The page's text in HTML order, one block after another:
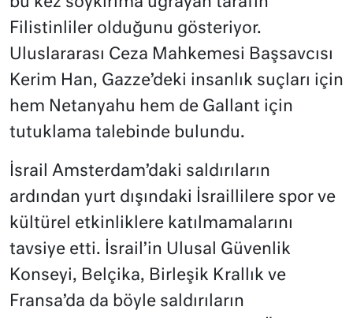
Filistinliler olduğunu gösteriyor.
Uluslararası Ceza Mahkemesi Başsavcısı
Kerim Han, Gazze’deki insanlık suçları için
hem Netanyahu hem de Gallant için
tutuklama talebinde bulundu.
İsrail Amsterdam’daki saldırıların
ardından yurt dışındaki İsraillilere spor ve
kültürel etkinliklere katılmamalarını
tavsiye etti. İsrail’in Ulusal Güvenlik
Konseyi, Belçika, Birleşik Krallık ve
Fransa’da da böyle saldırıların